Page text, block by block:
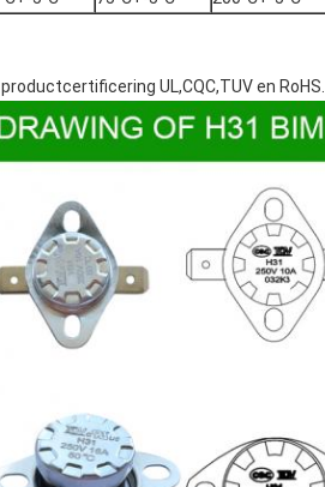
productcertificering UL,CQC,TUV en RoHS.